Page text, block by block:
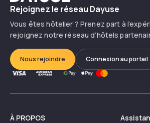
Rejoignez le réseau Dayuse
Vous êtes hôtelier ? Prenez part à
rejoignez notre réseau d’hôtels
Nous rejoindre Connexion au portail
À PROPOS